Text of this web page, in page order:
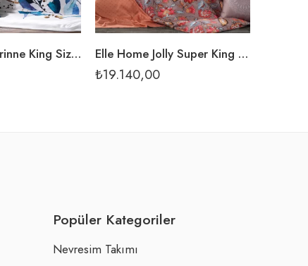
Elle Home Marinne King Size Nevresim Takımı Elle Home Jolly Super King Size Nevresim Takımı
₺19.140,00
Popüler Kategoriler
Nevresim Takımı